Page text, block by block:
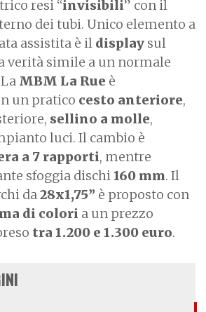
resi “invisibili” con il
dei tubi. Unico elemento a
assistita è il display sul
verità simile a un normale
MBM La Rue è
un pratico cesto anteriore,
sellino a molle,
luci. Il cambio è
a 7 rapporti, mentre
sfoggia dischi160 mm. Il
da28x1,75” è proposto con
di colori a un prezzo
tra 1.200 e 1.300 euro.